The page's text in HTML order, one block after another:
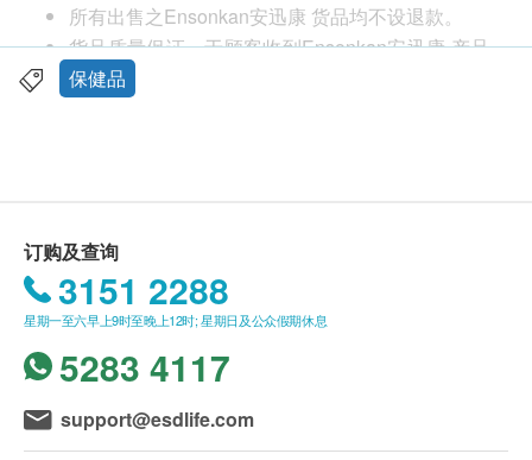
所有出售之Ensonkan安迅康 货品均不设退款。
货品质量保证，于顾客收到Ensonkan安迅康 产品
当日起计，食用期应最少有12个月或以上。
购买 Ensonkan 安迅康 产品总额满HK$500，即可
享本地免费送货服务。 账单总额未满HK$500需附
加HK$30运费。
我们将于确定订单后1-3个工作天内安排发货。
不排除运送时间会因节日而有所影响。 当八号烈
风讯号悬挂或黑色暴雨警告生效时，送货服务时间
将会延迟。
保健品
订购及查询
3151 2288
星期一至六早上9时至晚上12时; 星期日及公众假期休息
5283 4117
support@esdlife.com